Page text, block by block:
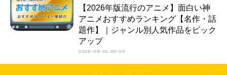
【2026年版流行のアニメ】面白い神
アニメおすすめランキング【名作・話
題作】｜ジャンル別人気作品をピック
アップ
2026-08-02 00:00